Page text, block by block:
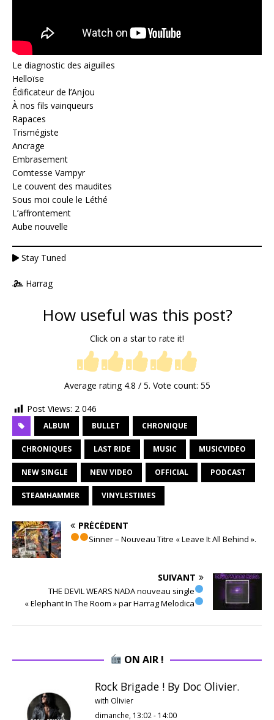
Le diagnostic des aiguilles
Helloïse
Édificateur de l’Anjou
À nos fils vainqueurs
Rapaces
Trismégiste
Ancrage
Embrasement
Comtesse Vampyr
Le couvent des maudites
Sous moi coule le Léthé
L’affrontement
Aube nouvelle
Stay Tuned
Harrag
How useful was this post?
Click on a star to rate it!
Average rating 4.8 / 5. Vote count: 55
Post Views: 2 046
ALBUM BULLET CHRONIQUE
CHRONIQUES LAST RIDE MUSIC MUSICVIDEO
NEW SINGLE NEW VIDEO OFFICIAL PODCAST
STEAMHAMMER VINYLESTIMES
PRÉCÉDENT
Sinner – Nouveau Titre « Leave It All Behind ».
SUIVANT
THE DEVIL WEARS NADA nouveau single
« Elephant In The Room » par Harrag Melodica
ON AIR !
Rock Brigade ! By Doc Olivier.
with Olivier
dimanche, 13:02 - 14:00